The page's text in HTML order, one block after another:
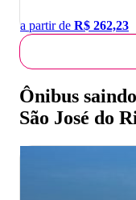
a partir de R$ 262,23
Ônibus
São José do